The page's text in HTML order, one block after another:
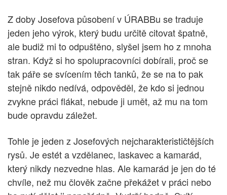
Z doby Josefova působení v ÚRABBu se traduje
jeden jeho výrok, který budu určitě citovat špatně,
ale budiž mi to odpuštěno, slyšel jsem ho z mnoha
stran. Když si ho spolupracovníci dobírali, proč se
tak páře se svícením těch tanků, že se na to pak
stejně nikdo nedívá, odpověděl, že kdo si jednou
zvykne práci flákat, nebude ji umět, až mu na tom
bude opravdu záležet.
Tohle je jeden z Josefových nejcharakterističtějších
rysů. Je estét a vzdělanec, laskavec a kamarád,
který nikdy nezvedne hlas. Ale kamarád je jen do té
chvíle, než mu člověk začne překážet v práci nebo